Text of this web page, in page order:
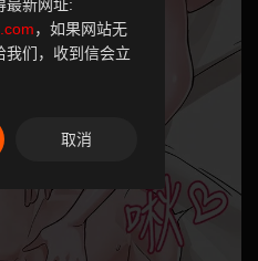
最新网址:
，如果网站无
我们，收到信会立
取消